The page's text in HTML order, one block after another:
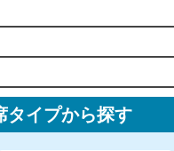
タイプから探す